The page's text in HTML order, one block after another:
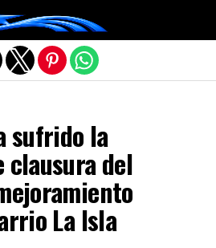
sufrido la
clausura del
La Isla
la versión móvil